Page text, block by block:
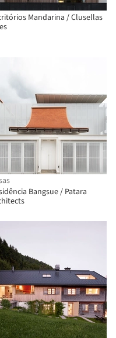
Mandarina / Clusellas
Bangsue / Patara